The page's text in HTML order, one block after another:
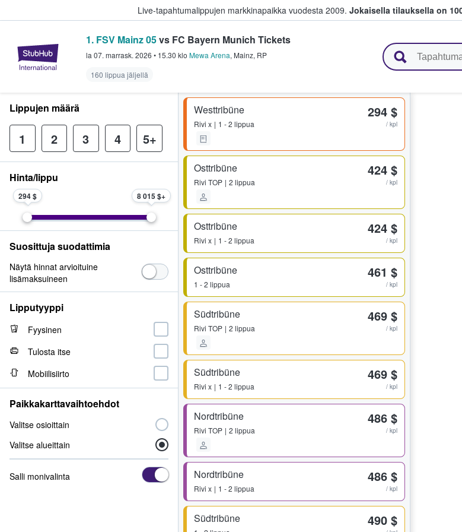
Live-tapahtumalippujen markkinapaikka vuodesta 2009. Jokaisella tilauksella on
StubHub - missä fanit ostavat ja myyvät lippuja
1. FSV Mainz 05vs FC Bayern Munich Tickets
la 07. marrask. 2026 • 15.30 klo Mewa Arena, Mainz, RP
160 lippua jäljellä
Westtribüne
Rivi x 1 - 2 lippua
294 $
/ kpl
Osttribüne
Rivi TOP 2 lippua
424 $
/ kpl
Osttribüne
Rivi x 1 - 2 lippua
424 $
/ kpl
Osttribüne
1 - 2 lippua
461 $
/ kpl
Südtribüne
Rivi TOP 2 lippua
469 $
/ kpl
Südtribüne
Rivi x 1 - 2 lippua
469 $
/ kpl
Nordtribüne
Rivi TOP 2 lippua
486 $
/ kpl
Nordtribüne
Rivi x 1 - 2 lippua
486 $
/ kpl
Südtribüne 490 $
Lippujen määrä
1 2 3 4 5+
Hinta/lippu
294 $ 8 015 $
Suosittuja suodattimia
Näytä hinnat arvioituine
lisämaksuineen
Lipputyyppi
Fyysinen
Tulosta itse
Mobiilisiirto
Paikkakarttavaihtoehdot
Valitse osioittain
Valitse alueittain
Salli monivalinta